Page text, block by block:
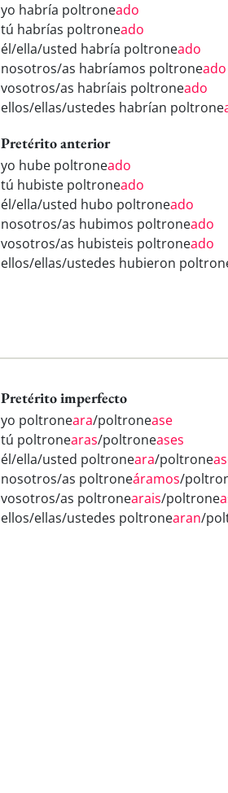
yo habría poltroneado
tú habrías poltroneado
él/ella/usted habría poltroneado
nosotros/as habríamos poltroneado
vosotros/as habríais poltroneado
ellos/ellas/ustedes habrían poltrone
Pretérito anterior
yo hube poltroneado
tú hubiste poltroneado
él/ella/usted hubo poltroneado
nosotros/as hubimos poltroneado
vosotros/as hubisteis poltroneado
ellos/ellas/ustedes hubieron
Pretérito imperfecto
yo poltroneara/poltronease
tú poltronearas/poltroneases
él/ella/usted poltroneara/poltrone
nosotros/as poltroneáramos/
vosotros/as poltronearais/poltrone
ellos/ellas/ustedes poltronearan/